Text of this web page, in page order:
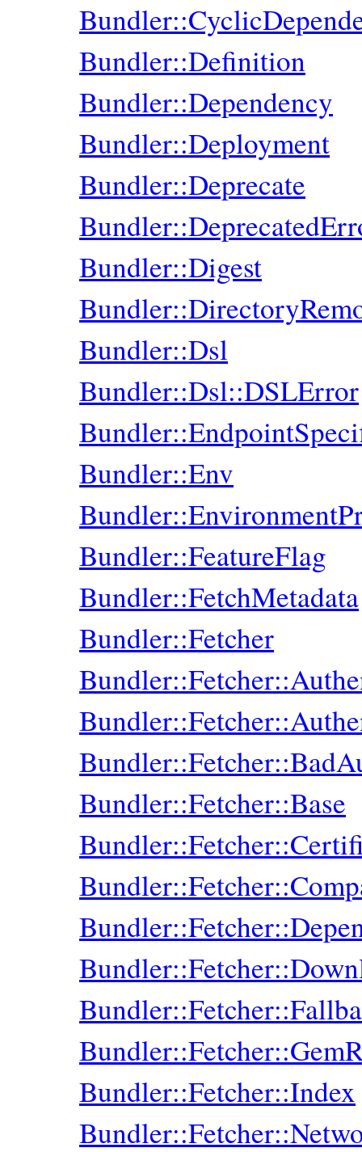
Bundler::Definition
Bundler::Dependency
Bundler::Deployment
Bundler::Deprecate
Bundler::Digest
Bundler::Dsl
Bundler::Dsl::DSLError
Bundler::Env
Bundler::FeatureFlag
Bundler::FetchMetadata
Bundler::Fetcher
Bundler::Fetcher::Base
Bundler::Fetcher::Index